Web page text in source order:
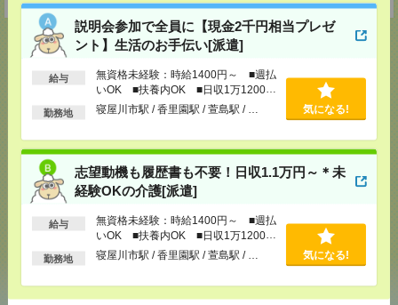
説明会参加で全員に【現金2千円相当プレゼ
ント】生活のお手伝い[派遣]
給与
無資格未経験：時給1400円～ ■週払
いOK ■扶養内OK ■日収1万1200円
以上
勤務地 寝屋川市駅 / 香里園駅 / 萱島駅 / … 気になる!
志望動機も履歴書も不要！日収1.1万円～＊未
経験OKの介護[派遣]
給与
無資格未経験：時給1400円～ ■週払
いOK ■扶養内OK ■日収1万1200円
以上
勤務地 寝屋川市駅 / 香里園駅 / 萱島駅 / … 気になる!
応募ページへ
気になる！ 電話応募
で送る